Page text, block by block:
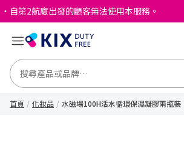
・自第2航廈出發的顧客無法使用本服務。
首頁 化妝品 水磁場100H活水循環保濕凝膠兩瓶裝